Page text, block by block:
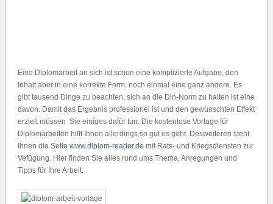
Eine Diplomarbeit an sich ist schon eine komplizierte Aufgabe, den
Inhalt aber in eine korrekte Form, noch einmal eine ganz andere. Es
gibt tausend Dinge zu beachten, sich an die Din-Norm zu halten ist eine
davon. Damit das Ergebnis professionel ist und den gewünschten Effekt
erzielt müssen Sie einiges dafür tun. Die kostenlose Vorlage für
Diplomarbeiten hilft Ihnen allerdings so gut es geht. Desweiteren steht
Ihnen die Seite www.diplom-reader.de mit Rats- und Kriegsdiensten zur
Vefügung. Hier finden Sie alles rund ums Thema, Anregungen und
Tipps für Ihre Arbeit.